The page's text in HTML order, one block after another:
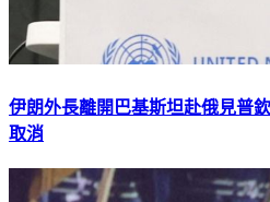
伊朗外長離開巴基斯坦赴俄見普
取消